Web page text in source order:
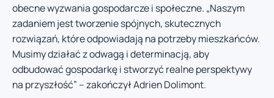
obecne wyzwania gospodarcze i społeczne. „Naszym
zadaniem jest tworzenie spójnych, skutecznych
rozwiązań, które odpowiadają na potrzeby mieszkańców.
Musimy działać z odwagą i determinacją, aby
odbudować gospodarkę i stworzyć realne perspektywy
na przyszłość” – zakończył Adrien Dolimont.